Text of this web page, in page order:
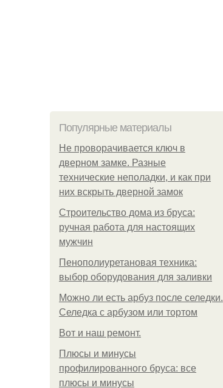
Популярные материалы
Не проворачивается ключ в
дверном замке. Разные
технические неполадки, и как при
них вскрыть дверной замок
Строительство дома из бруса:
ручная работа для настоящих
мужчин
Пенополиуретановая техника:
выбор оборудования для заливки
Можно ли есть арбуз после селедки.
Селедка с арбузом или тортом
Boт и наш ремoнт.
Плюсы и минусы
профилированного бруса: все
плюсы и минусы